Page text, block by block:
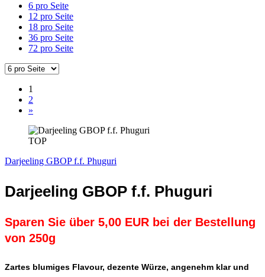
6 pro Seite
12 pro Seite
18 pro Seite
36 pro Seite
72 pro Seite
1
2
»
TOP
Darjeeling GBOP f.f. Phuguri
Darjeeling GBOP f.f. Phuguri
Sparen Sie über 5,00 EUR bei der Bestellung
von 250g
Zartes blumiges Flavour, dezente Würze, angenehm klar und